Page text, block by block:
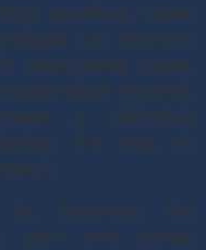
csodálom, milyen
tud bizonyos
valószínűleg tűzzel,
mutatnék
a különböző
élik meg, és
is.
és szerelmes hős
mert erre voltam